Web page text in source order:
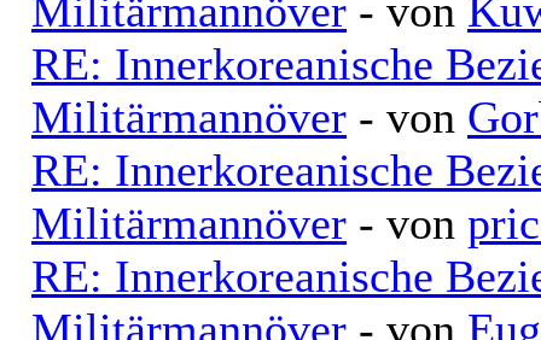
Militärmannöver - von
RE: Innerkoreanische
Militärmannöver - von
RE: Innerkoreanische
Militärmannöver - von
RE: Innerkoreanische
Militärmannöver - von